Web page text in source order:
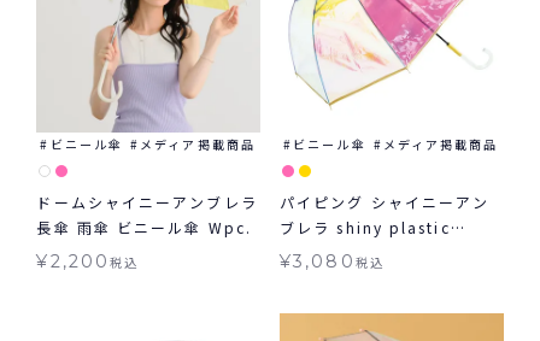
ビニール傘 メディア掲載商品
ドームシャイニーアンブレラ
長傘 雨傘 ビニール傘 Wpc.
¥2,200税込
ビニール傘 メディア掲載商品
パイピング シャイニーアン
ブレラ shiny plastic
umbrella 長傘 雨傘 ビニー
¥3,080 税込